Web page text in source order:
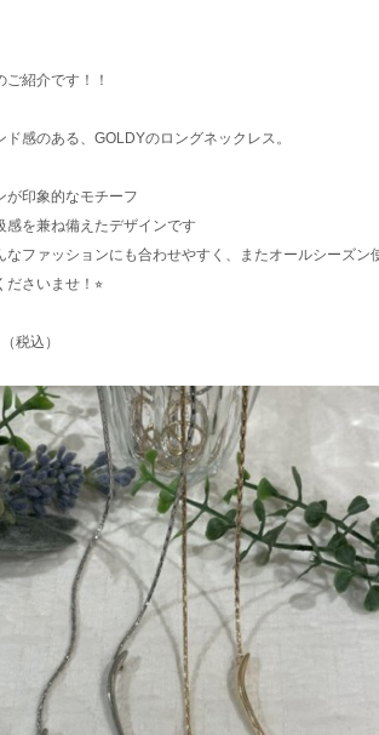
紹介です！！
ド感のある、GOLDYのロングネックレス。
が印象的なモチーフ
感を兼ね備えたデザインです
なファッションにも合わせやすく、またオールシーズ
さいませ！⭐︎
税込）